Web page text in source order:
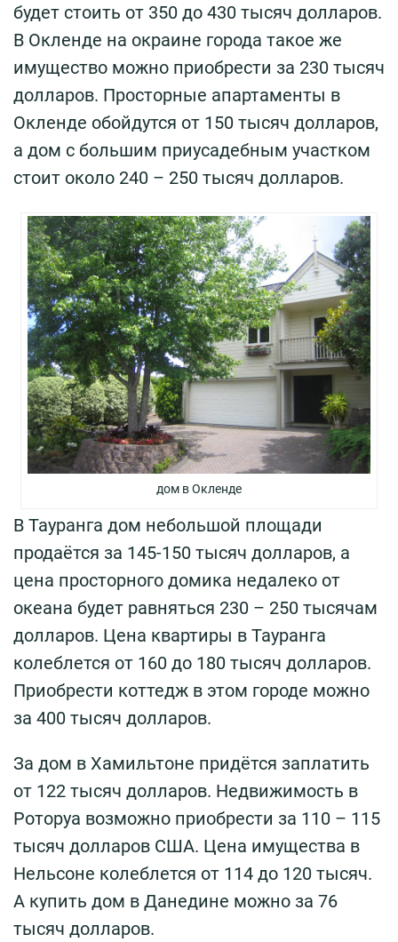
будет стоить от 350 до 430 тысяч долларов.
В Окленде на окраине города такое же
имущество можно приобрести за 230 тысяч
долларов. Просторные апартаменты в
Окленде обойдутся от 150 тысяч долларов,
а дом с большим приусадебным участком
стоит около 240 – 250 тысяч долларов.
дом в Окленде
В Тауранга дом небольшой площади
продаётся за 145-150 тысяч долларов, а
цена просторного домика недалеко от
океана будет равняться 230 – 250 тысячам
долларов. Цена квартиры в Тауранга
колеблется от 160 до 180 тысяч долларов.
Приобрести коттедж в этом городе можно
за 400 тысяч долларов.
За дом в Хамильтоне придётся заплатить
от 122 тысяч долларов. Недвижимость в
Роторуа возможно приобрести за 110 – 115
тысяч долларов США. Цена имущества в
Нельсоне колеблется от 114 до 120 тысяч.
А купить дом в Данедине можно за 76
тысяч долларов.